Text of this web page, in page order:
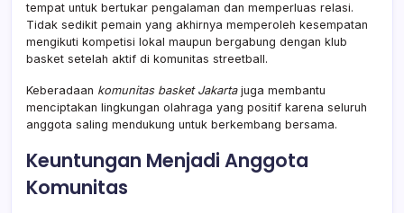
tempat untuk bertukar pengalaman dan memperluas relasi.
Tidak sedikit pemain yang akhirnya memperoleh kesempatan
mengikuti kompetisi lokal maupun bergabung dengan klub
basket setelah aktif di komunitas streetball.
Keberadaan komunitas basket Jakartajuga membantu
menciptakan lingkungan olahraga yang positif karena seluruh
anggota saling mendukung untuk berkembang bersama.
Keuntungan Menjadi Anggota
Komunitas